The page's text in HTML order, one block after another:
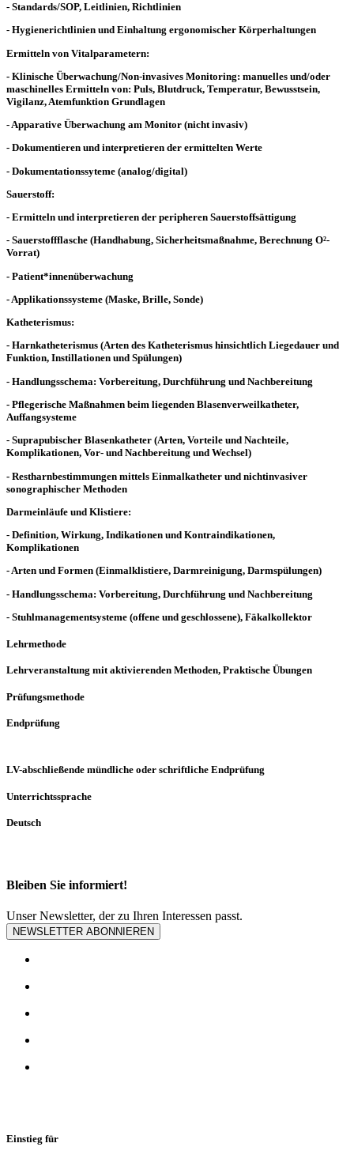
- Standards/SOP, Leitlinien, Richtlinien
- Hygienerichtlinien und Einhaltung ergonomischer Körperhaltungen
Ermitteln von Vitalparametern:
- Klinische Überwachung/Non-invasives Monitoring: manuelles und/oder
maschinelles Ermitteln von: Puls, Blutdruck, Temperatur, Bewusstsein,
Vigilanz, Atemfunktion Grundlagen
- Apparative Überwachung am Monitor (nicht invasiv)
- Dokumentieren und interpretieren der ermittelten Werte
- Dokumentationssyteme (analog/digital)
Sauerstoff:
- Ermitteln und interpretieren der peripheren Sauerstoffsättigung
- Sauerstoffflasche (Handhabung, Sicherheitsmaßnahme, Berechnung O²-
Vorrat)
- Patient*innenüberwachung
- Applikationssysteme (Maske, Brille, Sonde)
Katheterismus:
- Harnkatheterismus (Arten des Katheterismus hinsichtlich Liegedauer und
Funktion, Instillationen und Spülungen)
- Handlungsschema: Vorbereitung, Durchführung und Nachbereitung
- Pflegerische Maßnahmen beim liegenden Blasenverweilkatheter,
Auffangsysteme
- Suprapubischer Blasenkatheter (Arten, Vorteile und Nachteile,
Komplikationen, Vor- und Nachbereitung und Wechsel)
- Restharnbestimmungen mittels Einmalkatheter und nichtinvasiver
sonographischer Methoden
Darmeinläufe und Klistiere:
- Definition, Wirkung, Indikationen und Kontraindikationen,
Komplikationen
- Arten und Formen (Einmalklistiere, Darmreinigung, Darmspülungen)
- Handlungsschema: Vorbereitung, Durchführung und Nachbereitung
- Stuhlmanagementsysteme (offene und geschlossene), Fäkalkollektor
Lehrmethode
Lehrveranstaltung mit aktivierenden Methoden, Praktische Übungen
Prüfungsmethode
Endprüfung
LV-abschließende mündliche oder schriftliche Endprüfung
Unterrichtssprache
Deutsch
Bleiben Sie informiert!
Unser Newsletter, der zu Ihren Interessen passt.
NEWSLETTER ABONNIEREN
Einstieg für